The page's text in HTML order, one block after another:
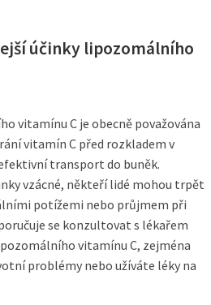
účinky lipozomálního
vitamínu C je obecně považována
vitamín C před rozkladem v
transport do buněk.
vzácné, někteří lidé mohou trpět
potížemi nebo průjmem při
se konzultovat s lékařem
vitamínu C, zejména
problémy nebo užíváte léky na